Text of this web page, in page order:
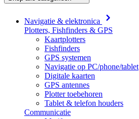
Navigatie & elektronica
Plotters, Fishfinders & GPS
Kaartplotters
Fishfinders
GPS systemen
Navigatie op PC/phone/tablet
Digitale kaarten
GPS antennes
Plotter toebehoren
Tablet & telefon houders
Communicatie